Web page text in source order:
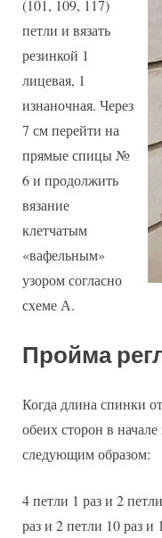
(101, 109, 117)
петли и вязать
резинкой 1
лицевая, 1
изнаночная. Через
7 см перейти на
прямые спицы №
6 и продолжить
вязание
клетчатым
«вафельным»
узором согласно
схеме А.
Пройма
Когда длина спинки
обеих сторон в
следующим образом:
4 петли 1 раз и 2
раз и 2 петли 10 раз и